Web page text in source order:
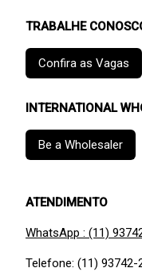
TRABALHE
Confira as Vagas
INTERNATIONAL
Be a Wholesaler
ATENDIMENTO
WhatsApp : (11)
Telefone: (11) 93742-